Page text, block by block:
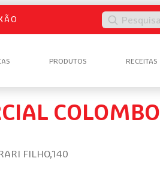
Pesquisar
PRODUTOS RECEITAS
COLOMBO
FILHO,140